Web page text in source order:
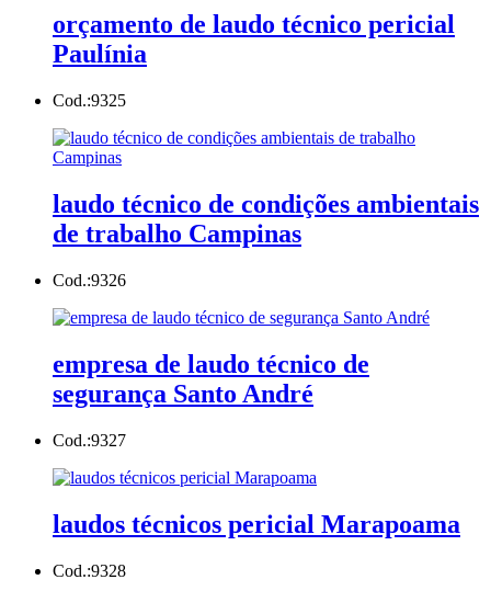
orçamento de laudo técnico pericial
Paulínia
Cod.:9325
laudo técnico de condições ambientais
de trabalho Campinas
Cod.:9326
empresa de laudo técnico de
segurança Santo André
Cod.:9327
laudos técnicos pericial Marapoama
Cod.:9328